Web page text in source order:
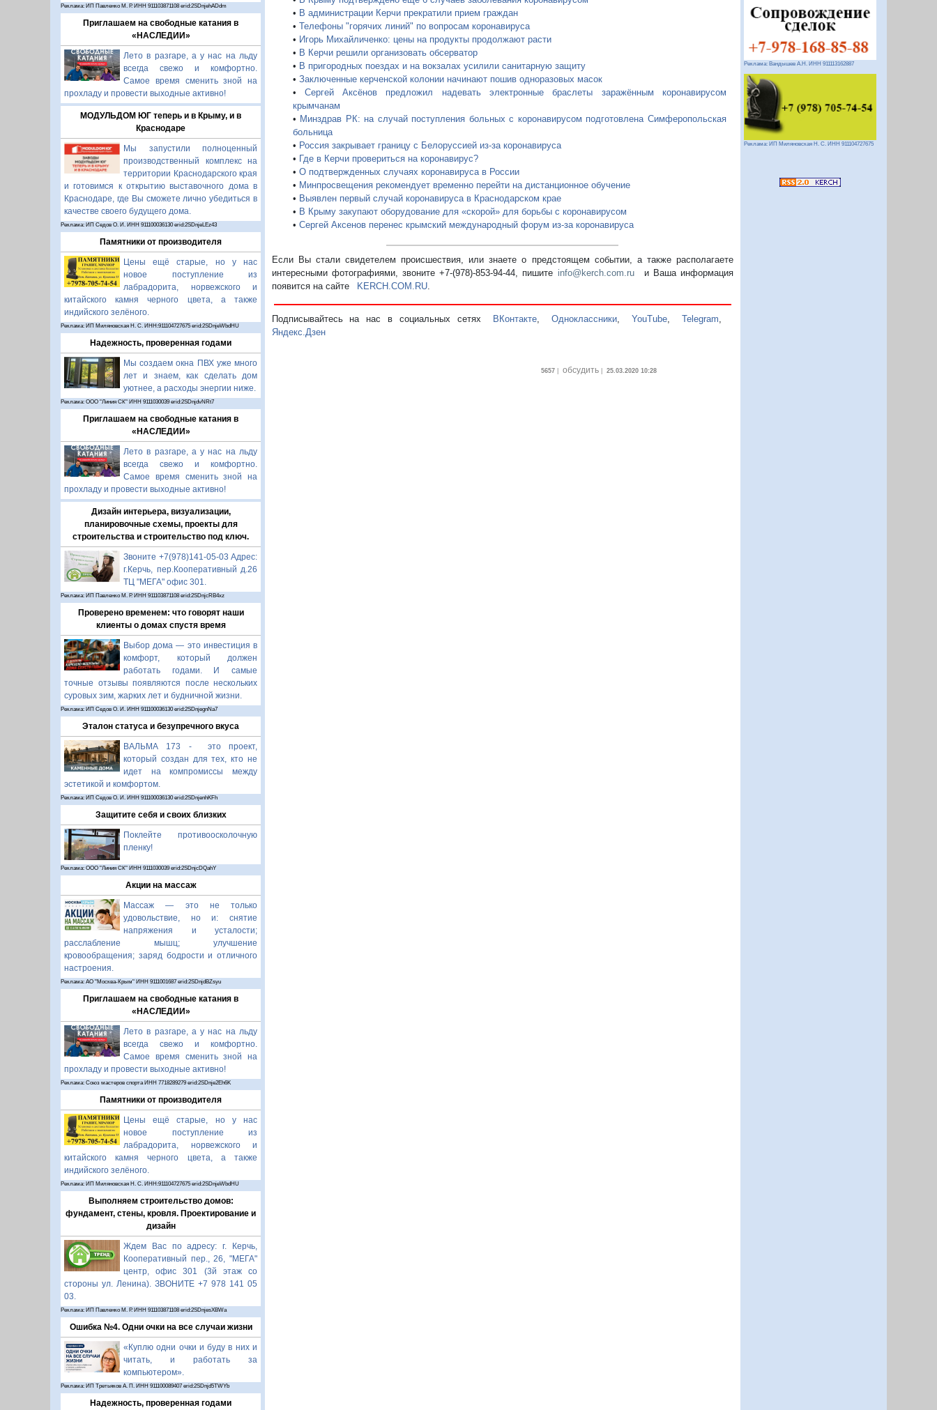
Реклама: ИП Павленко М. Р. ИНН 911103871108 erid:2SDnjehADdm
Приглашаем на свободные катания в
«НАСЛЕДИИ»
Лето в разгаре, а у нас на льду
всегда свежо и комфортно.
Самое время сменить зной на
прохладу и провести выходные активно!
МОДУЛЬДОМ ЮГ теперь и в Крыму, и в
Краснодаре
Мы запустили полноценный
производственный комплекс на
территории Краснодарского края
и готовимся к открытию выставочного дома в
Краснодаре, где Вы сможете лично убедиться в
качестве своего будущего дома.
Реклама: ИП Седов О. И. ИНН 911100036130 erid:2SDnjeLEz43
Памятники от производителя
Цены ещё старые, но у нас
новое поступление из
лабрадорита, норвежского и
китайского камня черного цвета, а также
индийского зелёного.
Реклама: ИП Миляновская Н. С. ИНН:911104727675 erid:2SDnjeWbdHU
Надежность, проверенная годами
Мы создаем окна ПВХ уже много
лет и знаем, как сделать дом
уютнее, а расходы энергии ниже.
Реклама: ООО "Линия СК" ИНН 9111030039 erid:2SDnjdvNRt7
Приглашаем на свободные катания в
«НАСЛЕДИИ»
Лето в разгаре, а у нас на льду
всегда свежо и комфортно.
Самое время сменить зной на
прохладу и провести выходные активно!
Дизайн интерьера, визуализации,
планировочные схемы, проекты для
строительства и строительство под ключ.
Звоните +7(978)141-05-03 Адрес:
г.Керчь, пер.Кооперативный д.26
ТЦ "МЕГА" офис 301.
Реклама: ИП Павленко М. Р. ИНН 911103871108 erid:2SDnjcRB4xz
Проверено временем: что говорят наши
клиенты о домах спустя время
Выбор дома — это инвестиция в
комфорт, который должен
работать годами. И самые
точные отзывы появляются после нескольких
суровых зим, жарких лет и будничной жизни.
Реклама: ИП Седов О. И. ИНН 911100036130 erid:2SDnjegnNa7
Эталон статуса и безупречного вкуса
ВАЛЬМА 173 - это проект,
который создан для тех, кто не
идет на компромиссы между
эстетикой и комфортом.
Реклама: ИП Седов О. И. ИНН 911100036130 erid:2SDnjenhKFh
Защитите себя и своих близких
Поклейте противоосколочную
пленку!
Реклама: ООО "Линия СК" ИНН 9111030039 erid:2SDnjcDQahY
Акции на массаж
Массаж — это не только
удовольствие, но и: снятие
напряжения и усталости;
расслабление мышц; улучшение
кровообращения; заряд бодрости и отличного
настроения.
Реклама: АО "Москва-Крым" ИНН 9111001687 erid:2SDnjdBZsyu
Приглашаем на свободные катания в
«НАСЛЕДИИ»
Лето в разгаре, а у нас на льду
всегда свежо и комфортно.
Самое время сменить зной на
прохладу и провести выходные активно!
Реклама: Союз мастеров спорта ИНН 7718289279 erid:2SDnje2Eh6K
Памятники от производителя
Цены ещё старые, но у нас
новое поступление из
лабрадорита, норвежского и
китайского камня черного цвета, а также
индийского зелёного.
Реклама: ИП Миляновская Н. С. ИНН:911104727675 erid:2SDnjeWbdHU
Выполняем строительство домов:
фундамент, стены, кровля. Проектирование и
дизайн
Ждем Вас по адресу: г. Керчь,
Кооперативный пер., 26, "МЕГА"
центр, офис 301 (3й этаж со
стороны ул. Ленина). ЗВОНИТЕ +7 978 141 05
03.
Реклама: ИП Павленко М. Р. ИНН 911103871108 erid:2SDnjesXBWa
Ошибка №4. Одни очки на все случаи жизни
«Куплю одни очки и буду в них и
читать, и работать за
компьютером».
Реклама: ИП Третьяков А. П. ИНН 911100089407 erid:2SDnjd5TWYb
Надежность, проверенная годами
• В администрации Керчи прекратили прием граждан
• Телефоны "горячих линий" по вопросам коронавируса
• Игорь Михайличенко: цены на продукты продолжают расти
• В Керчи решили организовать обсерватор
• В пригородных поездах и на вокзалах усилили санитарную защиту
• Заключенные керченской колонии начинают пошив одноразовых масок
• Сергей Аксёнов предложил надевать электронные браслеты заражённым коронавирусом
крымчанам
• Минздрав РК: на случай поступления больных с коронавирусом подготовлена Симферопольская
больница
• Россия закрывает границу с Белоруссией из-за коронавируса
• Где в Керчи провериться на коронавирус?
• О подтвержденных случаях коронавируса в России
• Минпросвещения рекомендует временно перейти на дистанционное обучение
• Выявлен первый случай коронавируса в Краснодарском крае
• В Крыму закупают оборудование для «скорой» для борьбы с коронавирусом
• Сергей Аксенов перенес крымский международный форум из-за коронавируса
Если Вы стали свидетелем происшествия, или знаете о предстоящем событии, а также располагаете
интересными фотографиями, звоните +7-(978)-853-94-44, пишите info@kerch.com.ru и Ваша информация
появится на сайте KERCH.COM.RU.
Подписывайтесь на нас в социальных сетях ВКонтакте Одноклассники ,YouTube ,Telegram
Яндекс.Дзен
5657| обсудить| 25.03.2020 10:28
Реклама: Вандышев А.Н. ИНН 911113162887
Реклама: ИП Миляновская Н. С. ИНН 911104727675